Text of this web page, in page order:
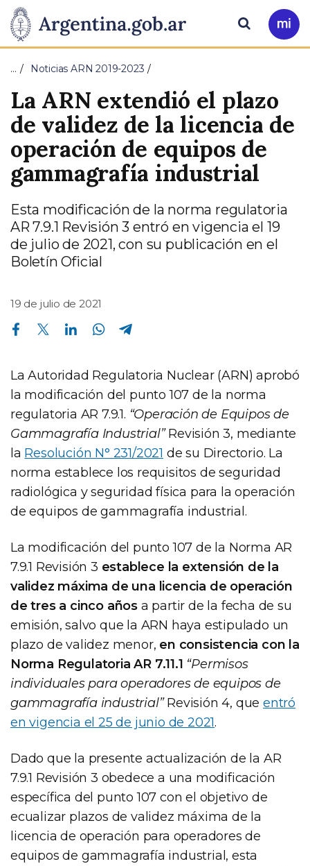
Presidencia
de
la
Nación
Pasar al contenido principal
Ir
a
Buscar
… Noticias ARN 2019-2023
La ARN extendió el plazo
de validez de la licencia de
operación de equipos de
gammagrafía industrial
Esta modificación de la norma regulatoria
AR 7.9.1 Revisión 3 entró en vigencia el 19
de julio de 2021, con su publicación en el
Boletín Oficial
19 de julio de 2021
Compartir en Facebook Compartir en Twitter Compartir en Linkedin Compartir en Whatsapp
La Autoridad Regulatoria Nuclear (ARN) aprobó
la modificación del punto 107 de la norma
regulatoria AR 7.9.1. “Operación de Equipos de
Gammagrafía Industrial”Revisión 3, mediante
la Resolución N° 231/2021 de su Directorio. La
norma establece los requisitos de seguridad
radiológica y seguridad física para la operación
de equipos de gammagrafía industrial.
La modificación del punto 107 de la Norma AR
7.9.1 Revisión 3 establece la extensión de la
validez máxima de una licencia de operación
de tres a cinco años a partir de la fecha de su
emisión, salvo que la ARN haya estipulado un
plazo de validez menor, en consistencia con la
Norma Regulatoria AR 7.11.1 “Permisos
individuales para operadores de equipos de
gammagrafía industrial”Revisión 4, queentró
en vigencia el 25 de junio de 2021.
Dado que la presente actualización de la AR
7.9.1 Revisión 3 obedece a una modificación
específica del punto 107 con el objetivo de
ecualizar plazos de validez máxima de la
licencia de operación para operadores de
equipos de gammagrafía industrial, esta